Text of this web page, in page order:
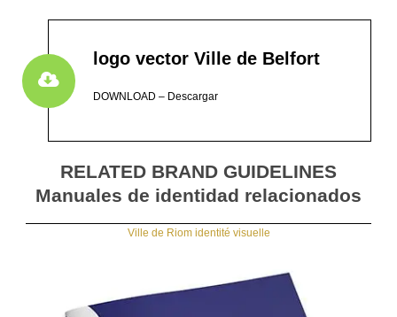
logo vector Ville de Belfort
DOWNLOAD – Descargar
RELATED BRAND GUIDELINES
Manuales de identidad relacionados
Ville de Riom identité visuelle